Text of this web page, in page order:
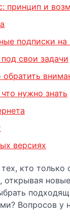
принцип и
подписки
свои задачи
обратить
нужно знать
версиях
кто
Вопросов у